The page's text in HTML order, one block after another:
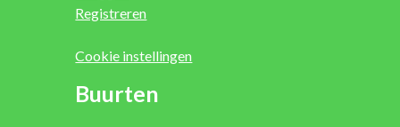
Registreren
Cookie instellingen
Buurten